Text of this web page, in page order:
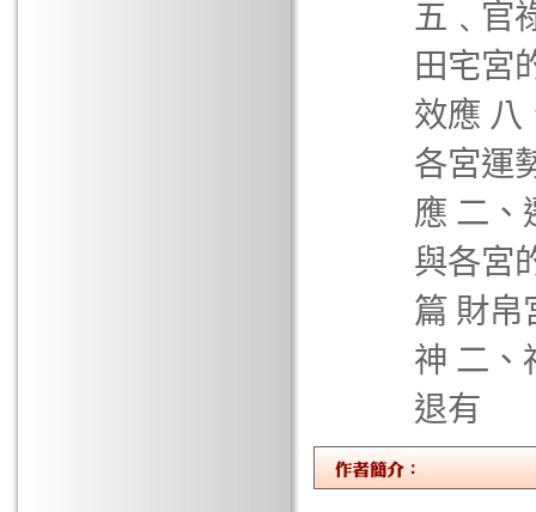
五﹑官
田宅宮
效應 八
各宮運
應 二、
與各宮
篇 財帛
神 二、
退有